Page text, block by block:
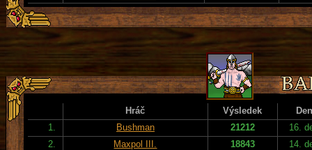
Hráč Výsledek
Den
1.
Bushman 21212
16.
2.
Maxpol III. 18843
14.